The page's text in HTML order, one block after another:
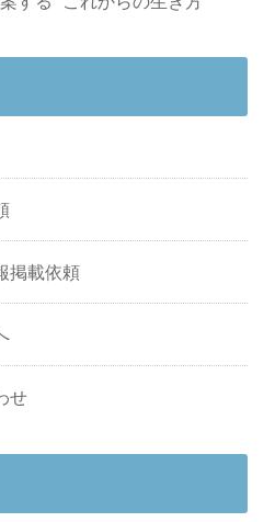
掲載依頼
せ